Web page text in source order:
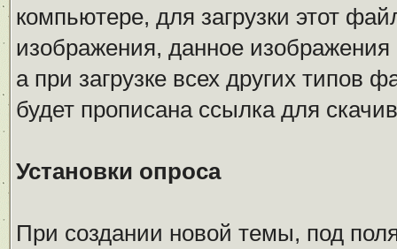
компьютере, для загрузки этот
изображения, данное
а при загрузке всех других типов
будет прописана ссылка для
Установки опроса
При создании новой темы, под